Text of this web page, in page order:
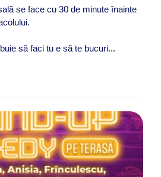
se face cu 30 de minute înainte
să faci tu e să te bucuri...